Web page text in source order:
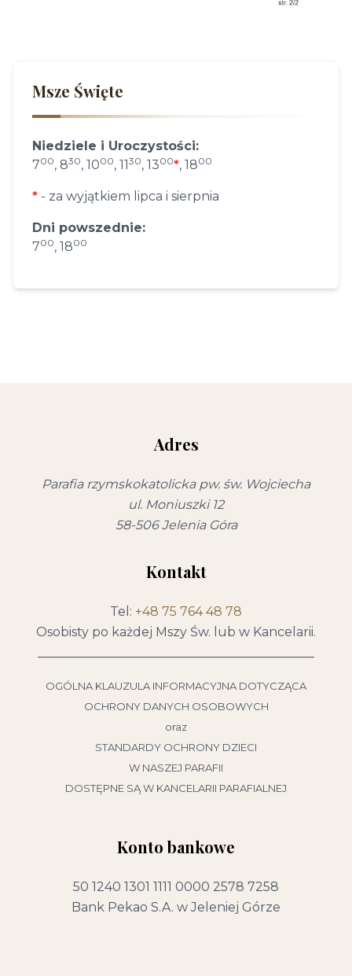
Msze Święte
Niedziele i Uroczystości:
700, 830, 1000, 1130, 1300*, 1800
* - za wyjątkiem lipca i sierpnia
Dni powszednie:
700, 1800
Adres
Parafia rzymskokatolicka pw. św. Wojciecha
ul. Moniuszki 12
58-506 Jelenia Góra
Kontakt
Tel: +48 75 764 48 78
Osobisty po każdej Mszy Św. lub w Kancelarii.
OGÓLNA KLAUZULA INFORMACYJNA DOTYCZĄCA
OCHRONY DANYCH OSOBOWYCH
oraz
STANDARDY OCHRONY DZIECI
W NASZEJ PARAFII
DOSTĘPNE SĄ W KANCELARII PARAFIALNEJ
Konto bankowe
50 1240 1301 1111 0000 2578 7258
Bank Pekao S.A. w Jeleniej Górze